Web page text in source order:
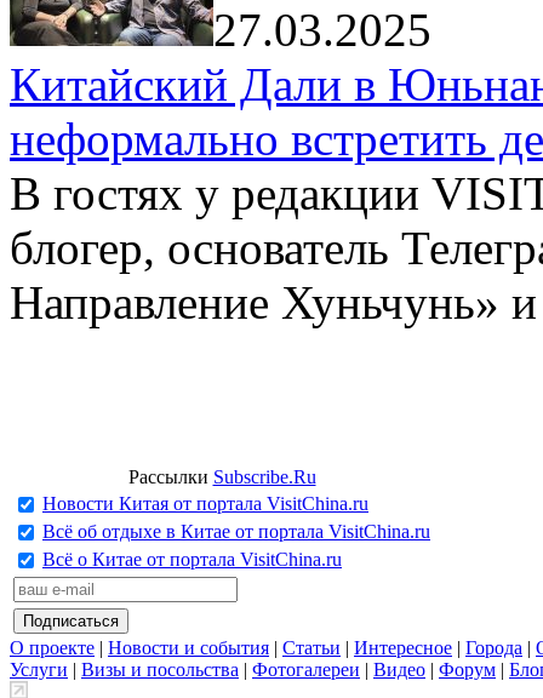
27.03.2025
Китайский Дали в
неформально встретить
В гостях у редакции
блогер, основатель
Направление Хуньчунь»
Рассылки Subscribe.Ru
Новости Китая от портала VisitChina.ru
Всё об отдыхе в Китае от портала VisitChina.ru
Всё о Китае от портала VisitChina.ru
О проекте | Новости и события | Статьи | Интересное | Города |
Услуги | Визы и посольства | Фотогалереи | Видео | Форум |